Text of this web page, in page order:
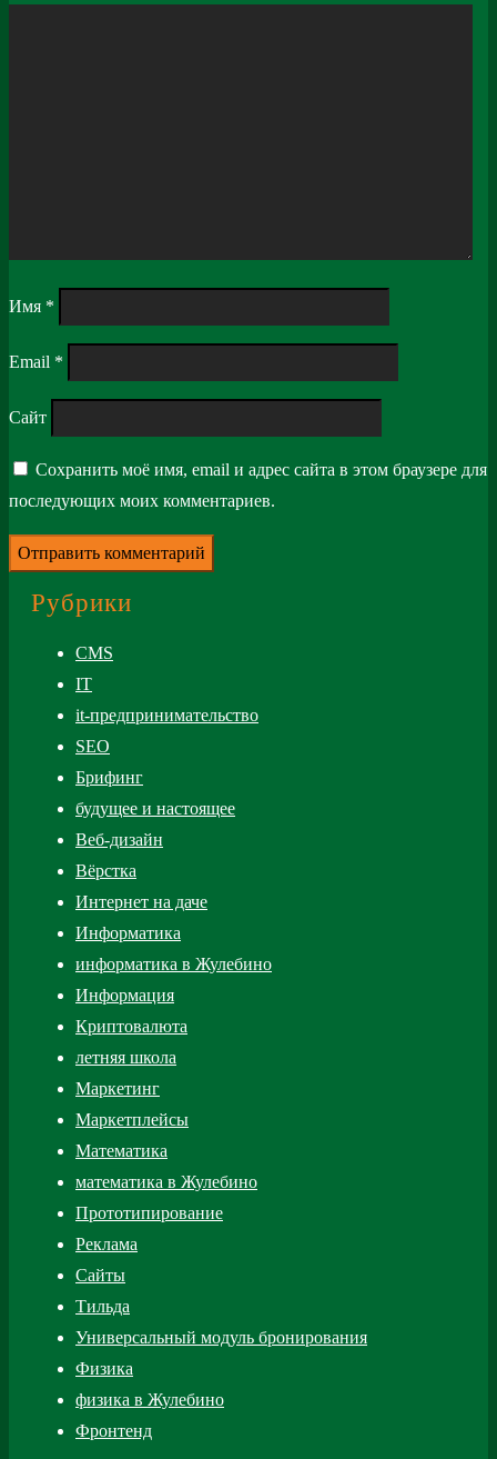
Имя *
Email *
Сайт
Сохранить моё имя, email и адрес сайта в этом браузере для
последующих моих комментариев.
Рубрики
CMS
IT
it-предпринимательство
SEO
Брифинг
будущее и настоящее
Веб-дизайн
Вёрстка
Интернет на даче
Информатика
информатика в Жулебино
Информация
Криптовалюта
летняя школа
Маркетинг
Маркетплейсы
Математика
математика в Жулебино
Прототипирование
Реклама
Сайты
Тильда
Универсальный модуль бронирования
Физика
физика в Жулебино
Фронтенд